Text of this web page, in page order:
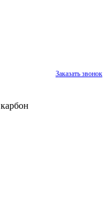
Заказать звонок
карбон